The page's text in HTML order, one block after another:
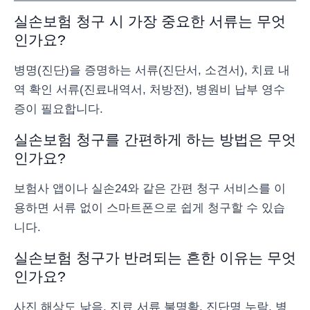
실손보험 청구 시 가장 중요한 서류는 무엇
인가요?
병명(진단)을 증명하는 서류(진단서, 소견서), 치료 내
역 확인 서류(진료내역서, 처방전), 병원비 납부 영수
증이 필요합니다.
실손보험 청구를 간편하게 하는 방법은 무엇
인가요?
보험사 앱이나 실손24와 같은 간편 청구 서비스를 이
용하면 서류 없이 스마트폰으로 쉽게 청구할 수 있습
니다.
실손보험 청구가 반려되는 흔한 이유는 무엇
인가요?
사진 해상도 낮음, 진료 서류 불명확, 진단명 누락, 병